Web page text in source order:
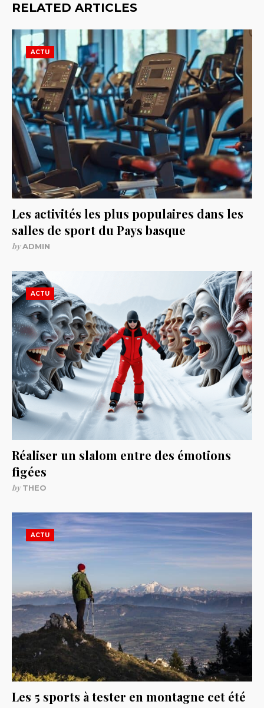
RELATED ARTICLES
ACTU
Les activités les plus populaires dans les
salles de sport du Pays basque
byADMIN
ACTU
Réaliser un slalom entre des émotions
figées
byTHEO
ACTU
Les 5 sports à tester en montagne cet été